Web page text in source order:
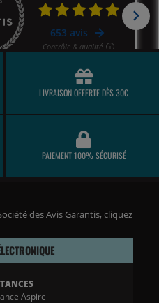
LIVRAISON OFFERTE DÈS 30€
PAIEMENT 100% SÉCURISÉ
des Avis Garantis, cliquez
Aspire